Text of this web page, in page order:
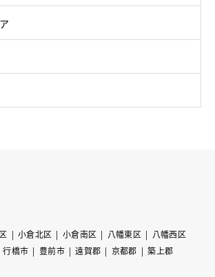
小倉北区 小倉南区 八幡東区
八幡西区
行橋市 豊前市 遠賀郡 京都郡
築上郡